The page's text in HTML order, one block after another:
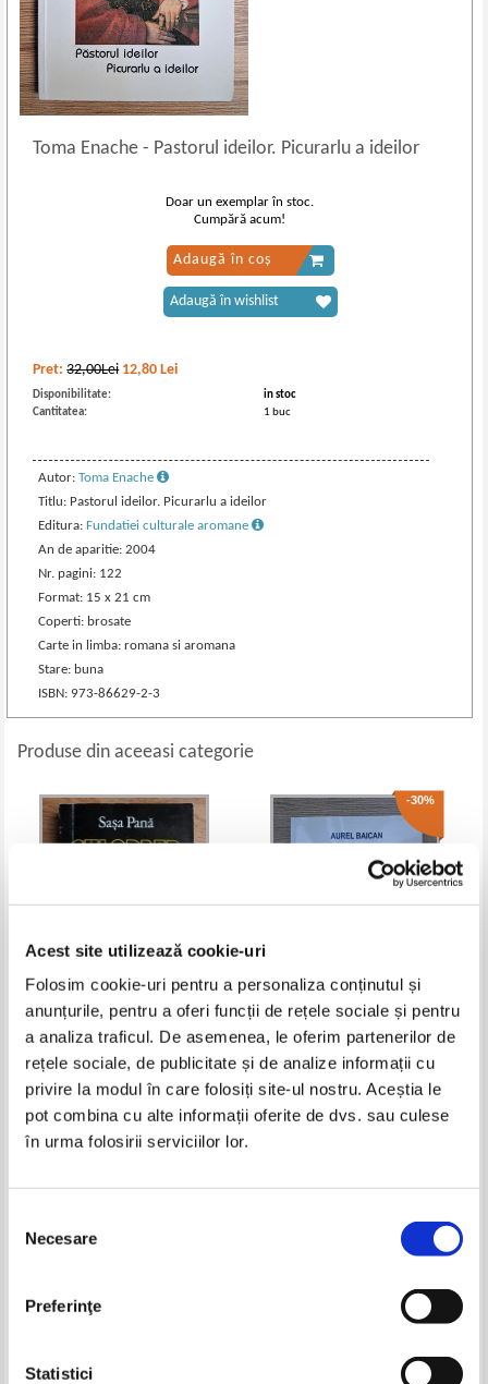
Acest site utilizează cookie-uri
Folosim cookie-uri pentru a personaliza conținutul și
anunțurile, pentru a oferi funcții de rețele sociale și pentru
a analiza traficul. De asemenea, le oferim partenerilor de
rețele sociale, de publicitate și de analize informații cu
privire la modul în care folosiți site-ul nostru. Aceștia le
pot combina cu alte informații oferite de dvs. sau culese
în urma folosirii serviciilor lor.
consimțământului
Necesare
Preferinţe
Statistici
Toma Enache- Pastorul ideilor. Picurarlu a ideilor
Pret:32,00Lei 12,80 Lei
Disponibilitate:
in stoc
Cantitatea:
1 buc
Autor:Toma Enache
Titlu: Pastorul ideilor. Picurarlu a ideilor
Editura:Fundatiei culturale aromane
An de aparitie: 2004
Nr. pagini: 122
Format: 15 x 21 cm
Coperti: brosate
Carte in limba: romana si aromana
Stare: buna
ISBN: 973-86629-2-3
Doar un exemplar în stoc.
Cumpără acum!
Adaugă în coș
Adaugă în wishlist
Produse din aceeasi categorie
Sasa Pana - Culoarea timpului
25,00 Lei
Adaugă în coș
-30%
Aurel Baican - Realitati
romanesti. Sfichiuiri in versuri
Lei
Adaugă în coș